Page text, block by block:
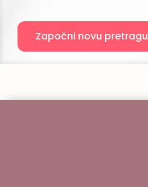
Započni novu pretragu